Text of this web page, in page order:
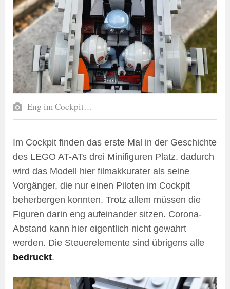
Eng im Cockpit…
Im Cockpit finden das erste Mal in der Geschichte
des LEGO AT-ATs drei Minifiguren Platz. dadurch
wird das Modell hier filmakkurater als seine
Vorgänger, die nur einen Piloten im Cockpit
beherbergen konnten. Trotz allem müssen die
Figuren darin eng aufeinander sitzen. Corona-
Abstand kann hier eigentlich nicht gewahrt
werden. Die Steuerelemente sind übrigens alle
bedruckt.